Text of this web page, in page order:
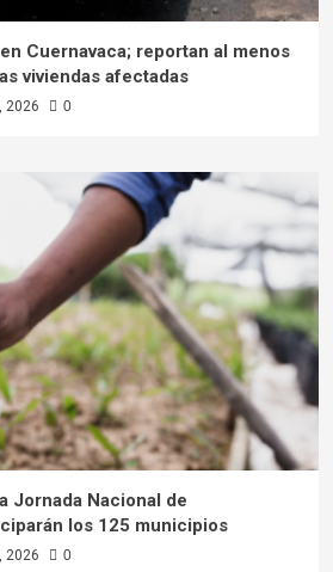
Cuernavaca; reportan al menos
viviendas afectadas
2026 0
Jornada Nacional de
los 125 municipios
2026 0